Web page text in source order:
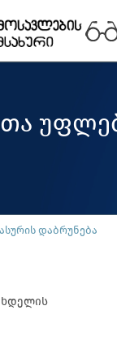
დაბრუნება